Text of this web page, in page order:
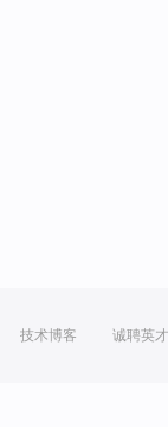
技术博客 诚聘英才